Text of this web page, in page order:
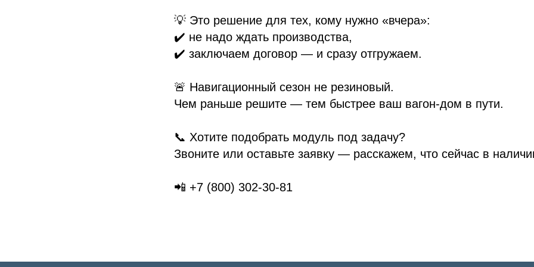
💡 Это решение для тех, кому нужно «вчера»:
✔️ не надо ждать производства,
✔️ заключаем договор — и сразу отгружаем.
🚨 Навигационный сезон не резиновый.
Чем раньше решите — тем быстрее ваш вагон-дом в пути.
📞 Хотите подобрать модуль под задачу?
Звоните или оставьте заявку — расскажем, что сейчас в
📲 +7 (800) 302-30-81